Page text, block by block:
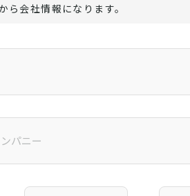
ら会社情報になります。